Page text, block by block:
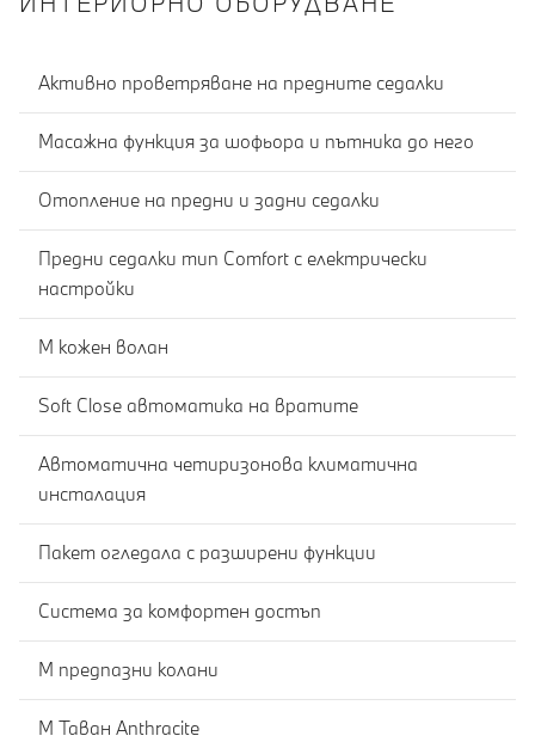
Активно проветряване на предните седалки
Масажна функция за шофьора и пътника до него
Отопление на предни и задни седалки
Предни седалки тип Comfort с електрически
настройки
M кожен волан
Soft Close автоматика на вратите
Автоматична четиризонова климатична
инсталация
Пакет огледала с разширени функции
Система за комфортен достъп
M предпазни колани
M Таван Anthracite